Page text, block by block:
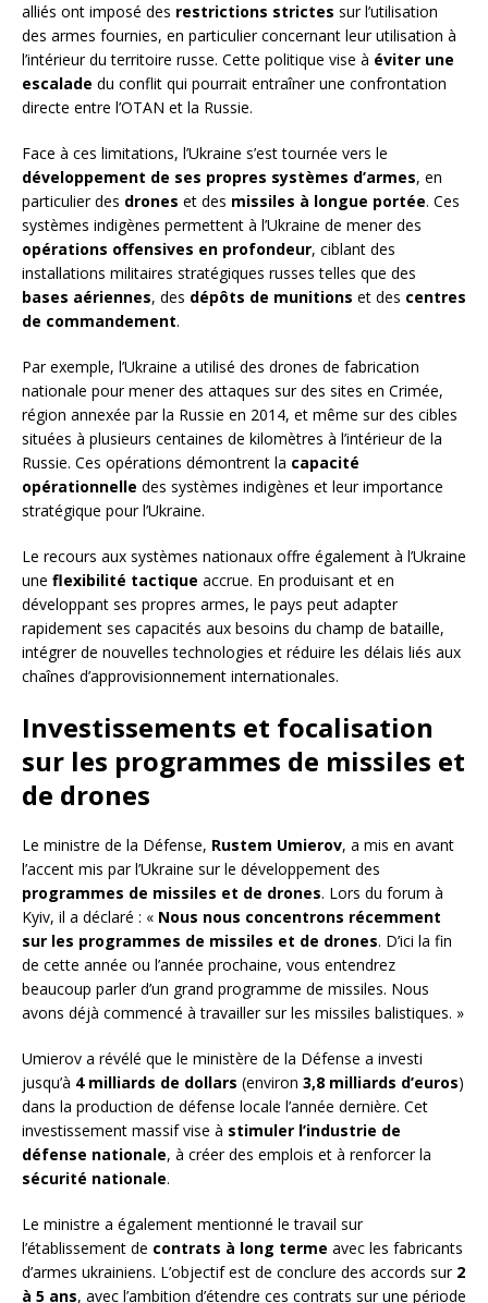
alliés ont imposé des restrictions strictes sur l’utilisation
des armes fournies, en particulier concernant leur utilisation à
l’intérieur du territoire russe. Cette politique vise à éviter une
escalade du conflit qui pourrait entraîner une confrontation
directe entre l’OTAN et la Russie.
Face à ces limitations, l’Ukraine s’est tournée vers le
développement de ses propres systèmes d’armes, en
particulier des drones et des missiles à longue portée. Ces
systèmes indigènes permettent à l’Ukraine de mener des
opérations offensives en profondeur, ciblant des
installations militaires stratégiques russes telles que des
bases aériennes, des dépôts de munitions et des centres
de commandement.
Par exemple, l’Ukraine a utilisé des drones de fabrication
nationale pour mener des attaques sur des sites en Crimée,
région annexée par la Russie en 2014, et même sur des cibles
situées à plusieurs centaines de kilomètres à l’intérieur de la
Russie. Ces opérations démontrent la capacité
opérationnelle des systèmes indigènes et leur importance
stratégique pour l’Ukraine.
Le recours aux systèmes nationaux offre également à l’Ukraine
une flexibilité tactique accrue. En produisant et en
développant ses propres armes, le pays peut adapter
rapidement ses capacités aux besoins du champ de bataille,
intégrer de nouvelles technologies et réduire les délais liés aux
chaînes d’approvisionnement internationales.
Investissements et focalisation
sur les programmes de missiles et
de drones
Le ministre de la Défense, Rustem Umierov, a mis en avant
l’accent mis par l’Ukraine sur le développement des
programmes de missiles et de drones. Lors du forum à
Kyiv, il a déclaré : « Nous nous concentrons récemment
sur les programmes de missiles et de drones. D’ici la fin
de cette année ou l’année prochaine, vous entendrez
beaucoup parler d’un grand programme de missiles. Nous
avons déjà commencé à travailler sur les missiles balistiques. »
Umierov a révélé que le ministère de la Défense a investi
jusqu’à 4 milliards de dollars (environ 3,8 milliards d’euros)
dans la production de défense locale l’année dernière. Cet
investissement massif vise à stimuler l’industrie de
défense nationale, à créer des emplois et à renforcer la
sécurité nationale.
Le ministre a également mentionné le travail sur
l’établissement de contrats à long terme avec les fabricants
d’armes ukrainiens. L’objectif est de conclure des accords sur 2
à 5 ans, avec l’ambition d’étendre ces contrats sur une période